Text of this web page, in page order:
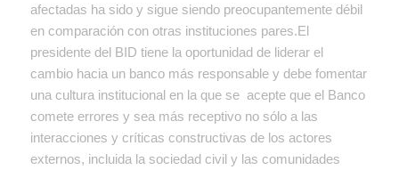
afectadas ha sido y sigue siendo preocupantemente débil
en comparación con otras instituciones pares.El
presidente del BID tiene la oportunidad de liderar el
cambio hacia un banco más responsable y debe fomentar
una cultura institucional en la que se acepte que el Banco
comete errores y sea más receptivo no sólo a las
interacciones y críticas constructivas de los actores
externos, incluida la sociedad civil y las comunidades